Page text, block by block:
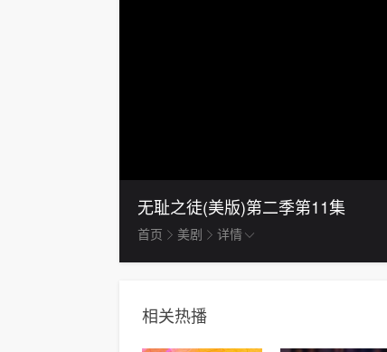
无耻之徒(美版)第二季第11集
首页 美剧 详情
相关热播